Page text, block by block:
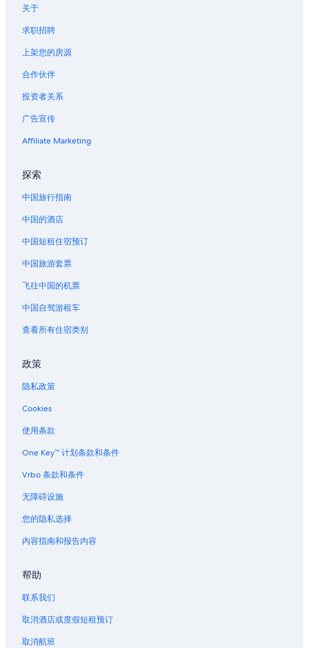
鲍灵格林
韦斯利礼拜堂
布兰登
关于
求职招聘
上架您的房源
合作伙伴
投资者关系
广告宣传
Affiliate Marketing
探索
中国旅行指南
中国的酒店
中国短租住宿预订
中国旅游套票
飞往中国的机票
中国自驾游租车
查看所有住宿类别
政策
隐私政策
Cookies
使用条款
One Key™ 计划条款和条件
Vrbo 条款和条件
无障碍设施
您的隐私选择
内容指南和报告内容
帮助
联系我们
取消酒店或度假短租预订
取消航班